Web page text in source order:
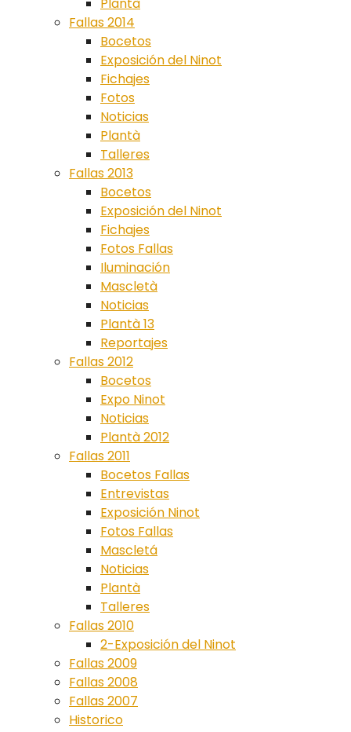
Fallas 2014
Bocetos
Exposición del Ninot
Fichajes
Fotos
Noticias
Plantà
Talleres
Fallas 2013
Bocetos
Exposición del Ninot
Fichajes
Fotos Fallas
Iluminación
Mascletà
Noticias
Plantà 13
Reportajes
Fallas 2012
Bocetos
Expo Ninot
Noticias
Plantà 2012
Fallas 2011
Bocetos Fallas
Entrevistas
Exposición Ninot
Fotos Fallas
Mascletá
Noticias
Plantà
Talleres
Fallas 2010
2-Exposición del Ninot
Fallas 2009
Fallas 2008
Fallas 2007
Historico